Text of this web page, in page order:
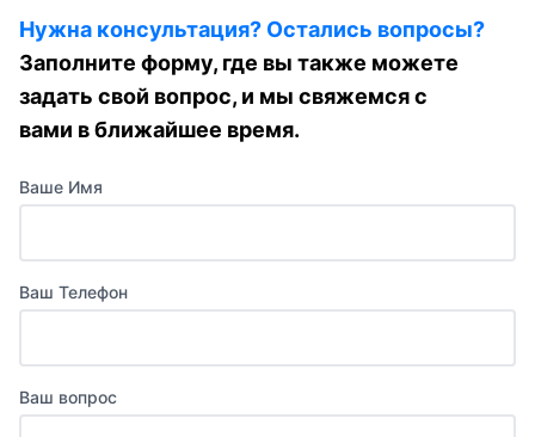
Нужна консультация? Остались вопросы?
Заполните форму, где вы также можете
задать свой вопрос, и мы свяжемся с
вами в ближайшее время.
Ваше Имя
Ваш Телефон
Ваш вопрос